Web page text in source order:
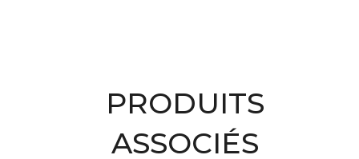
PRODUITS
ASSOCIÉS